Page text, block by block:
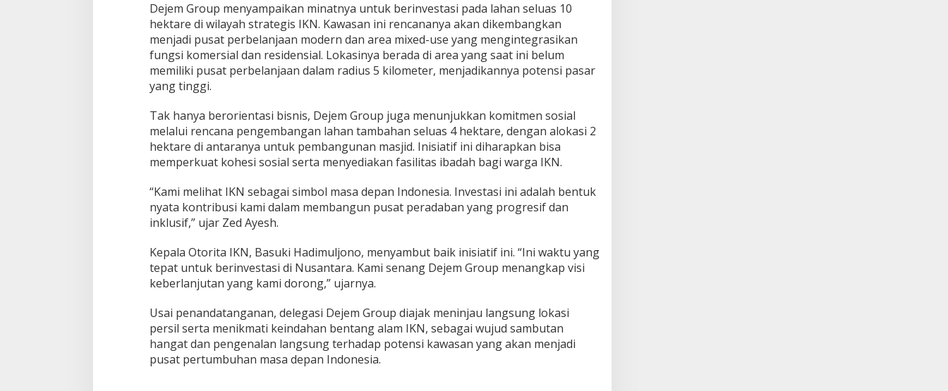
Dejem Group menyampaikan minatnya untuk berinvestasi pada lahan seluas 10
hektare di wilayah strategis IKN. Kawasan ini rencananya akan dikembangkan
menjadi pusat perbelanjaan modern dan area mixed-use yang mengintegrasikan
fungsi komersial dan residensial. Lokasinya berada di area yang saat ini belum
memiliki pusat perbelanjaan dalam radius 5 kilometer, menjadikannya potensi pasar
yang tinggi.
Tak hanya berorientasi bisnis, Dejem Group juga menunjukkan komitmen sosial
melalui rencana pengembangan lahan tambahan seluas 4 hektare, dengan alokasi 2
hektare di antaranya untuk pembangunan masjid. Inisiatif ini diharapkan bisa
memperkuat kohesi sosial serta menyediakan fasilitas ibadah bagi warga IKN.
“Kami melihat IKN sebagai simbol masa depan Indonesia. Investasi ini adalah bentuk
nyata kontribusi kami dalam membangun pusat peradaban yang progresif dan
inklusif,” ujar Zed Ayesh.
Kepala Otorita IKN, Basuki Hadimuljono, menyambut baik inisiatif ini. “Ini waktu yang
tepat untuk berinvestasi di Nusantara. Kami senang Dejem Group menangkap visi
keberlanjutan yang kami dorong,” ujarnya.
Usai penandatanganan, delegasi Dejem Group diajak meninjau langsung lokasi
persil serta menikmati keindahan bentang alam IKN, sebagai wujud sambutan
hangat dan pengenalan langsung terhadap potensi kawasan yang akan menjadi
pusat pertumbuhan masa depan Indonesia.